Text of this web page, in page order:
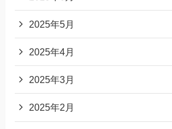
2025年5月
2025年4月
2025年3月
2025年2月